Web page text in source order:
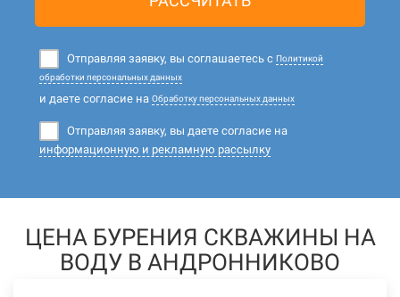
Отправляя заявку, вы соглашаетесь с Политикой
обработки персональных данных
и даете согласие на Обработку персональных данных
Отправляя заявку, вы даете согласие на
информационную и рекламную рассылку
ЦЕНА БУРЕНИЯ СКВАЖИНЫ НА
ВОДУ В АНДРОННИКОВО